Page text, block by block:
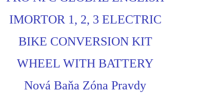
IMORTOR 1, 2, 3 ELECTRIC
BIKE CONVERSION KIT
WHEEL WITH BATTERY
Nová Baňa Zóna Pravdy